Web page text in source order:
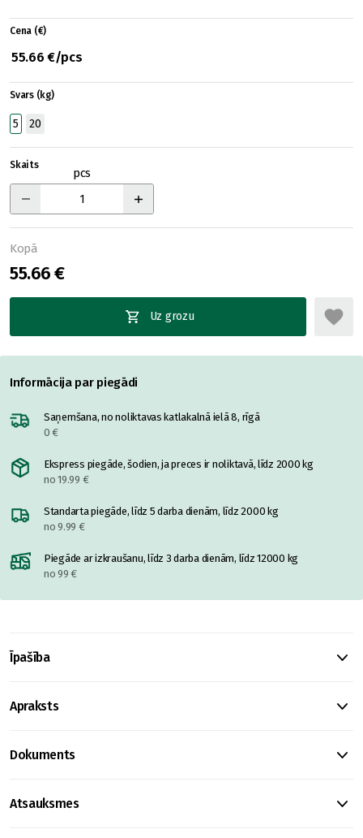
Cena (€)
55.66 €/pcs
Svars (kg)
5 20
Skaits
pcs
Kopā
55.66 €
Uz grozu
Informācija par piegādi
Saņemšana, no noliktavas katlakalnā ielā 8, rīgā
0 €
Ekspress piegāde, šodien, ja preces ir noliktavā, līdz 2000 kg
no 19.99 €
Standarta piegāde, līdz 5 darba dienām, līdz 2000 kg
no 9.99 €
Piegāde ar izkraušanu, līdz 3 darba dienām, līdz 12000 kg
no 99 €
Īpašība
Apraksts
Dokuments
Atsauksmes